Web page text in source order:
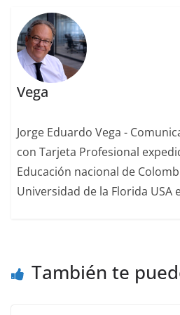
Vega
Jorge Eduardo Vega -
con Tarjeta Profesional
Educación nacional de
Universidad de la Florida USA
También te